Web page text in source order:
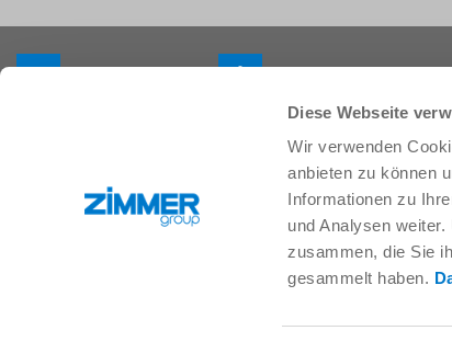
Diese Webseite
Wir verwenden
anbieten zu können
Informationen zu
und Analysen
zusammen, die Sie
gesammelt haben.
Construction de machineset
Nouveautés
Solutions système
Technique des
SOFT CLOSE